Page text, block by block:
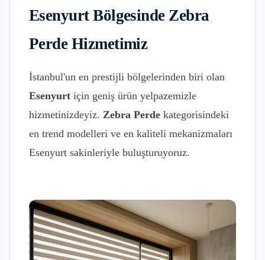
EsenyurtBölgesinde Zebra
PerdeHizmetimiz
İstanbul'un en prestijli bölgelerinden biri olan
Esenyurt için geniş ürün yelpazemizle
hizmetinizdeyiz. Zebra Perde kategorisindeki
en trend modelleri ve en kaliteli mekanizmaları
Esenyurt sakinleriyle buluşturuyoruz.